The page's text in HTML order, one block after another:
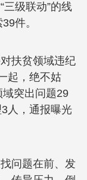
级联动”的线
件。
扶贫领域违纪
起，绝不姑
突出问题29
人，通报曝光
问题在前、发